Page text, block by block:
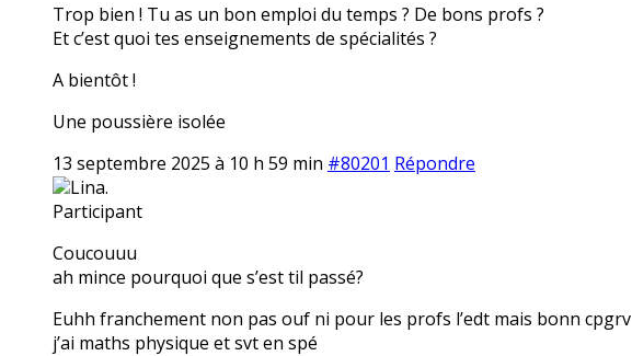
Trop bien ! Tu as un bon emploi du temps ? De bons profs ?
Et c’est quoi tes enseignements de spécialités ?
A bientôt !
Une poussière isolée
13 septembre 2025 à 10 h 59 min #80201 Répondre
Lina.
Participant
Coucouuu
ah mince pourquoi que s’est til passé?
Euhh franchement non pas ouf ni pour les profs l’edt mais bonn cpgrv
j’ai maths physique et svt en spé